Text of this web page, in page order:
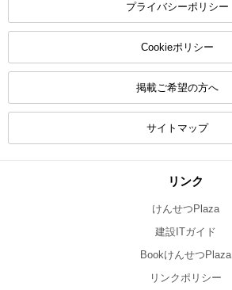
プライバシーポリシー
Cookieポリシー
掲載ご希望の方へ
サイトマップ
リンク
けんせつPlaza
建設ITガイド
BookけんせつPlaza
リンクポリシー